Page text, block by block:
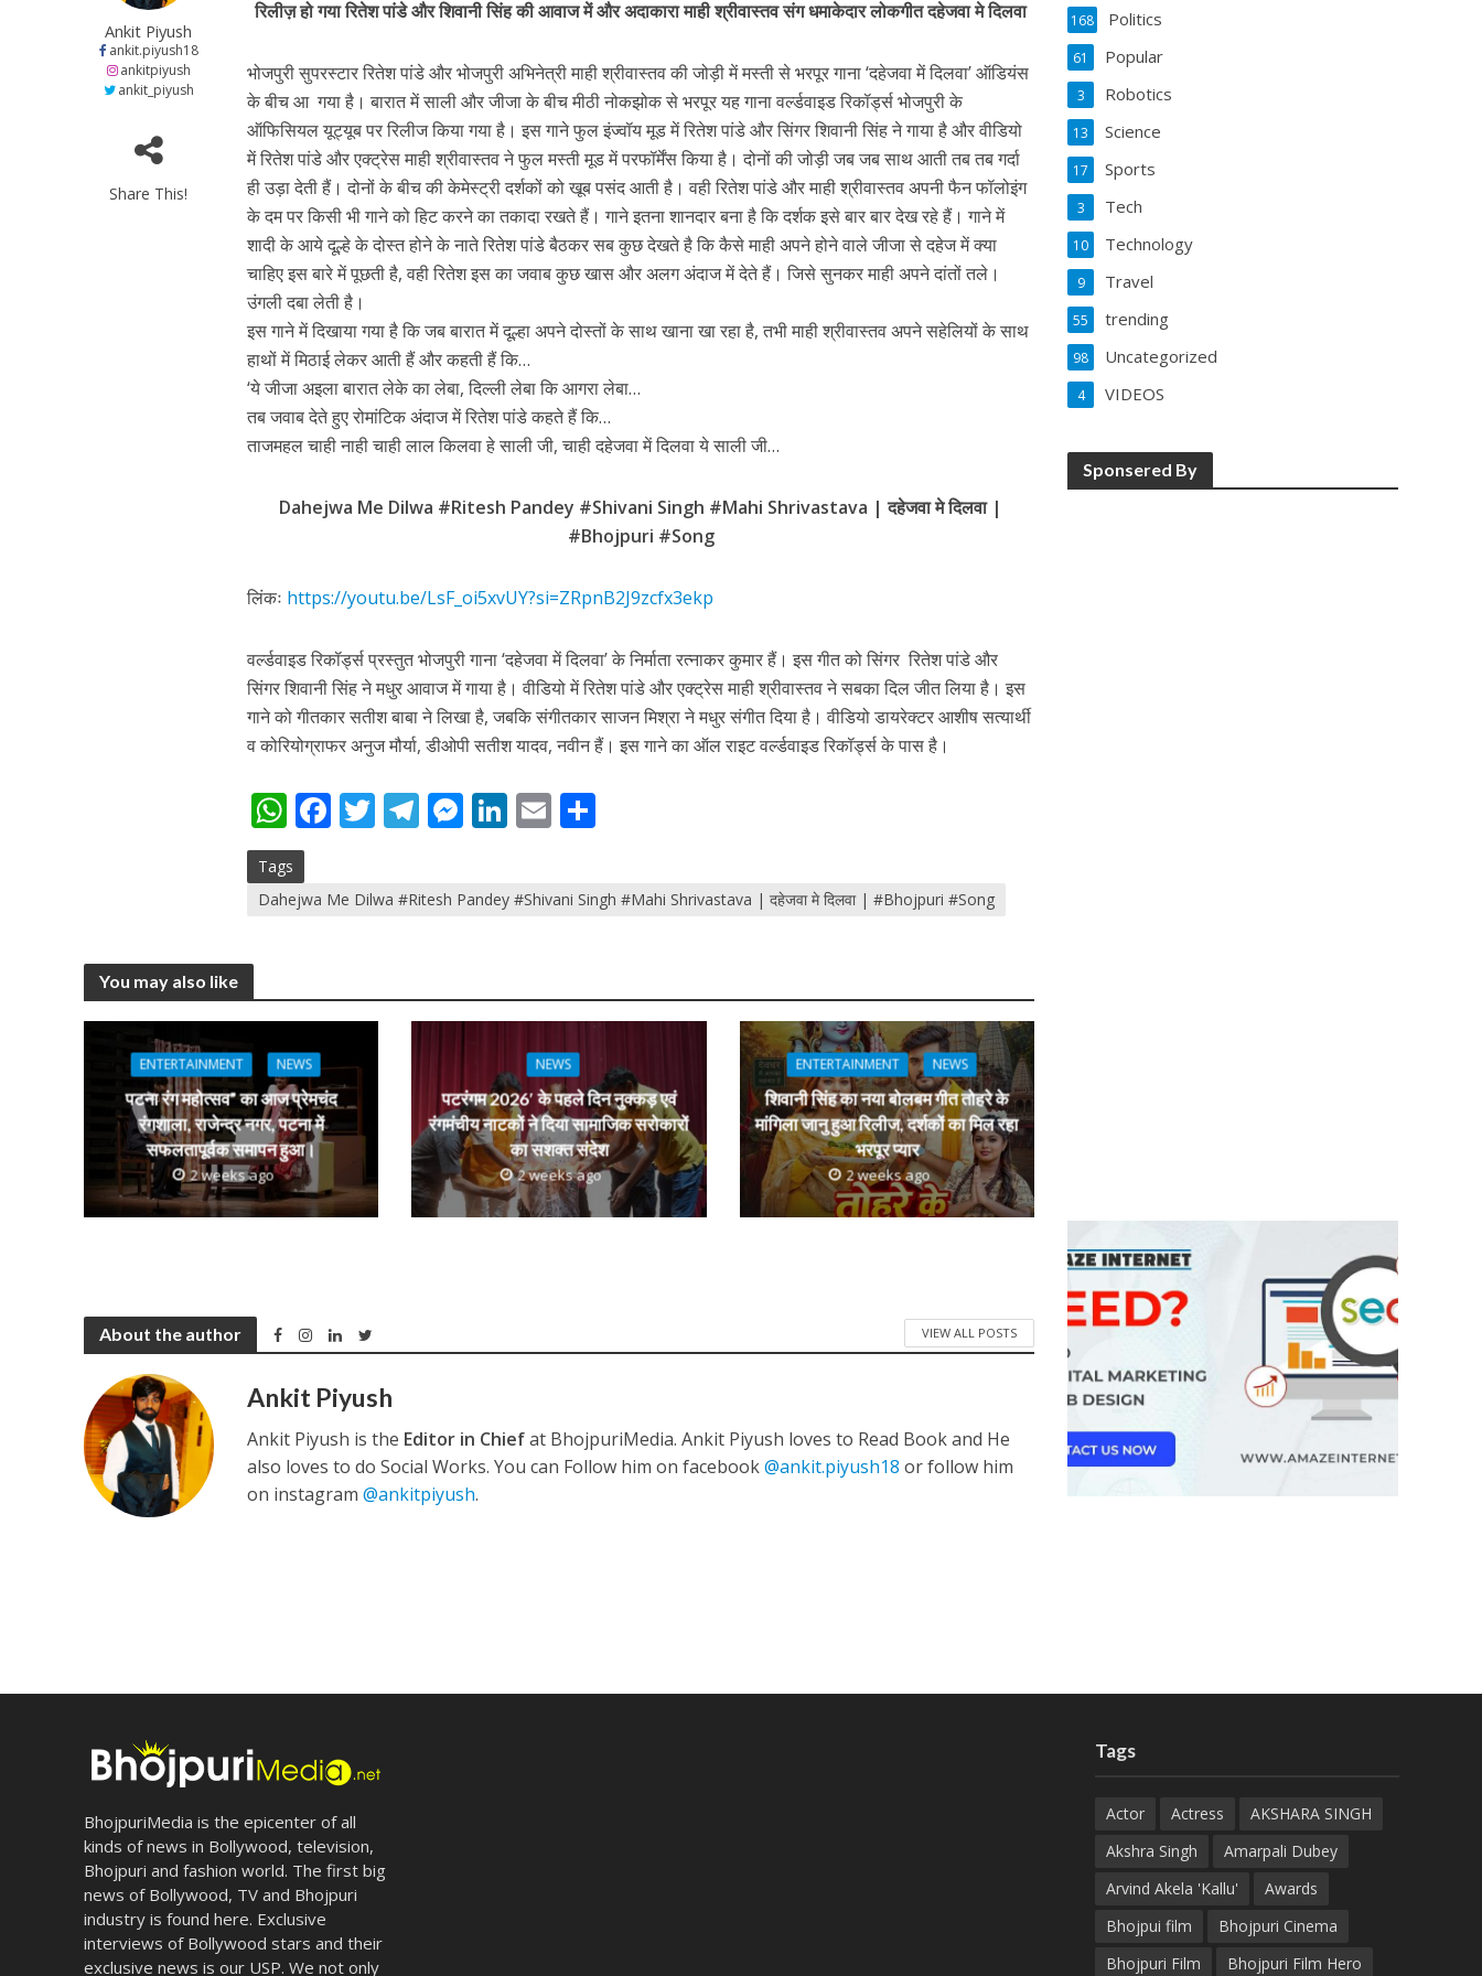
कुलदीप कुमार की “गौरी शंकर की प्रेम कहानी” ने मचाया धमाल
‘शेल्टर होम’ के एक सीन ने तोड़ दिया दिव्या त्यागी का सब्र, कैमरा बंद होने के बाद भी नहीं थमे आंसू
Ankit Piyush
ankit.piyush18
ankitpiyush
ankit_piyush
Share This!
at
s
A
p
p
e
b
o
o
k
itt
er
e
gr
a
m
ss
e
n
g
er
k
e
dI
n
ai
l
ar
e
रिलीज़ हो गया रितेश पांडे और शिवानी सिंह की आवाज में और अदाकारा माही श्रीवास्तव संग धमाकेदार लोकगीत दहेजवा मे दिलवा
भोजपुरी सुपरस्टार रितेश पांडे और भोजपुरी अभिनेत्री माही श्रीवास्तव की जोड़ी में मस्ती से भरपूर गाना ‘दहेजवा में दिलवा’ ऑडियंस
के बीच आ गया है। बारात में साली और जीजा के बीच मीठी नोकझोक से भरपूर यह गाना वर्ल्डवाइड रिकॉर्ड्स भोजपुरी के
ऑफिसियल यूट्यूब पर रिलीज किया गया है। इस गाने फुल इंज्वॉय मूड में रितेश पांडे और सिंगर शिवानी सिंह ने गाया है और वीडियो
में रितेश पांडे और एक्ट्रेस माही श्रीवास्तव ने फुल मस्ती मूड में परफॉर्मेंस किया है। दोनों की जोड़ी जब जब साथ आती तब तब गर्दा
ही उड़ा देती हैं। दोनों के बीच की केमेस्ट्री दर्शकों को खूब पसंद आती है। वही रितेश पांडे और माही श्रीवास्तव अपनी फैन फॉलोइंग
के दम पर किसी भी गाने को हिट करने का तकादा रखते हैं। गाने इतना शानदार बना है कि दर्शक इसे बार बार देख रहे हैं। गाने में
शादी के आये दूल्हे के दोस्त होने के नाते रितेश पांडे बैठकर सब कुछ देखते है कि कैसे माही अपने होने वाले जीजा से दहेज में क्या
चाहिए इस बारे में पूछती है, वही रितेश इस का जवाब कुछ खास और अलग अंदाज में देते हैं। जिसे सुनकर माही अपने दांतों तले।
उंगली दबा लेती है।
इस गाने में दिखाया गया है कि जब बारात में दूल्हा अपने दोस्तों के साथ खाना खा रहा है, तभी माही श्रीवास्तव अपने सहेलियों के साथ
हाथों में मिठाई लेकर आती हैं और कहती हैं कि…
‘ये जीजा अइला बारात लेके का लेबा, दिल्ली लेबा कि आगरा लेबा…
तब जवाब देते हुए रोमांटिक अंदाज में रितेश पांडे कहते हैं कि…
ताजमहल चाही नाही चाही लाल किलवा हे साली जी, चाही दहेजवा में दिलवा ये साली जी…
Dahejwa Me Dilwa #Ritesh Pandey #Shivani Singh #Mahi Shrivastava | दहेजवा मे दिलवा |
#Bhojpuri #Song
लिंकः https://youtu.be/LsF_oi5xvUY?si=ZRpnB2J9zcfx3ekp
वर्ल्डवाइड रिकॉर्ड्स प्रस्तुत भोजपुरी गाना ‘दहेजवा में दिलवा’ के निर्माता रत्नाकर कुमार हैं। इस गीत को सिंगर रितेश पांडे और
सिंगर शिवानी सिंह ने मधुर आवाज में गाया है। वीडियो में रितेश पांडे और एक्ट्रेस माही श्रीवास्तव ने सबका दिल जीत लिया है। इस
गाने को गीतकार सतीश बाबा ने लिखा है, जबकि संगीतकार साजन मिश्रा ने मधुर संगीत दिया है। वीडियो डायरेक्टर आशीष सत्यार्थी
व कोरियोग्राफर अनुज मौर्या, डीओपी सतीश यादव, नवीन हैं। इस गाने का ऑल राइट वर्ल्डवाइड रिकॉर्ड्स के पास है।
W
h
at
s
p
p
F
b
o
k
T
er
T
gr
m
M
ss
e
g
er
Li
e
n
E
l
ar
e
Tags
Dahejwa Me Dilwa #Ritesh Pandey #Shivani Singh #Mahi Shrivastava | दहेजवा मे दिलवा | #Bhojpuri #Song
You may also like
ENTERTAINMENT NEWS
पटना रंग महोत्सव” का आज प्रेमचंद
रंगशाला, राजेन्द्र नगर, पटना में
सफलतापूर्वक समापन हुआ।
2 weeks ago
NEWS
पटरंगम 2026′ के पहले दिन नुक्कड़ एवं
रंगमंचीय नाटकों ने दिया सामाजिक सरोकारों
का सशक्त संदेश
2 weeks ago
ENTERTAINMENT NEWS
शिवानी सिंह का नया बोलबम गीत तोहरे के
मांगिला जानु हुआ रिलीज, दर्शकों का मिल रहा
भरपूर प्यार
2 weeks ago
About the author VIEW ALL POSTS
Ankit Piyush
Ankit Piyush is the Editor in Chiefat BhojpuriMedia. Ankit Piyush loves to Read Book and He
also loves to do Social Works. You can Follow him on facebook@ankit.piyush18 or follow him
on instagram@ankitpiyush.
Politics
168
Popular
61
Robotics
3
Science
13
Sports
17
Tech
3
Technology
10
Travel
9
trending
55
Uncategorized
98
VIDEOS
4
Sponsered By
BhojpuriMedia is the epicenter of all
kinds of news in Bollywood, television,
Bhojpuri and fashion world. The first big
news of Bollywood, TV and Bhojpuri
industry is found here. Exclusive
interviews of Bollywood stars and their
exclusive news is our USP. We not only
Tags
Actor Actress
AKSHARA SINGH
Akshra Singh
Amarpali Dubey
Arvind Akela 'Kallu'
Awards
Bhojpui film
Bhojpuri Cinema
Bhojpuri Film
Bhojpuri Film Hero